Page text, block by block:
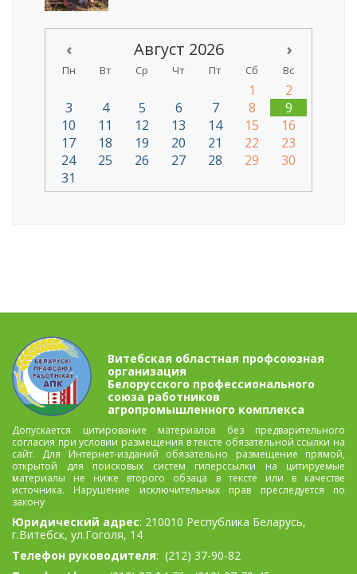
‹ Август 2026 ›
Пн Вт Ср Чт Пт Сб Вс
1
2
3
4 5 6 7 8
9
10
11 12 13 14 15
16
17
18 19 20 21 22
23
24
25 26 27 28 29
30
31
Витебская областная профсоюзная
организация
Белорусского профессионального
союза работников
агропромышленного комплекса
Допускается цитирование материалов без предварительного
согласия при условии размещения в тексте обязательной ссылки на
сайт. Для Интернет-изданий обязательно размещение прямой,
открытой для поисковых систем гиперссылки на цитируемые
материалы не ниже второго обзаца в тексте или в качестве
источника. Нарушение исключительных прав преследуется по
закону
Юридический адрес: 210010 Республика Беларусь,
г.Витебск, ул.Гоголя, 14
Телефон руководителя: (212) 37-90-82